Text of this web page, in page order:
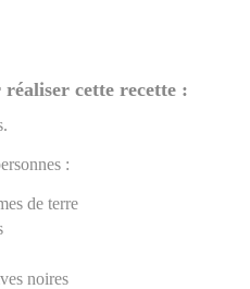
cette recette :
:
de terre
noires